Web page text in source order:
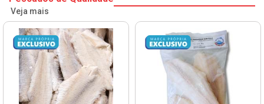
Veja mais